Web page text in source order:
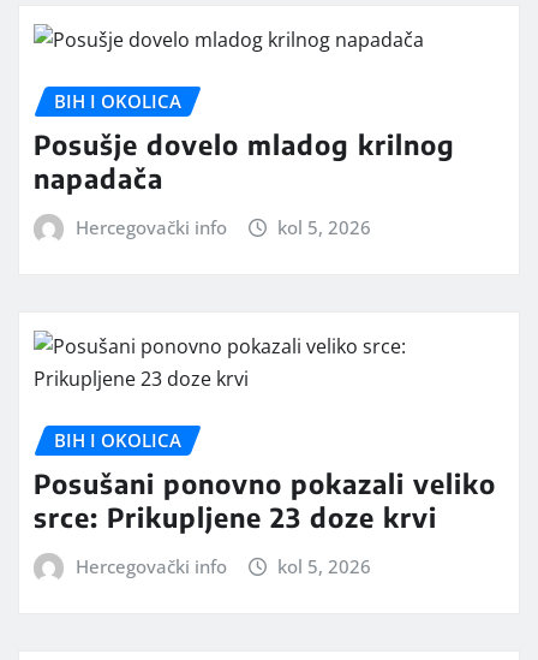
BIH I OKOLICA
Posušje dovelo mladog krilnog
napadača
Hercegovački info kol 5, 2026
BIH I OKOLICA
Posušani ponovno pokazali veliko
srce: Prikupljene 23 doze krvi
Hercegovački info kol 5, 2026